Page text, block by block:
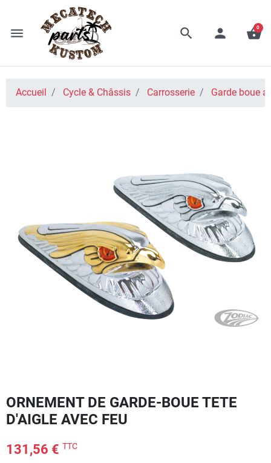
menu search person shopping_basket
0
Accueil Cycle & Châssis Carrosserie Garde boue
ORNEMENT DE GARDE-BOUE TETE
D'AIGLE AVEC FEU
131,56 € TTC